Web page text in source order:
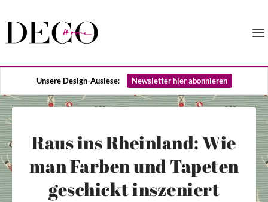
Unsere Design-Auslese: Newsletter hier abonnieren
Raus ins Rheinland: Wie
man Farben und Tapeten
geschickt inszeniert